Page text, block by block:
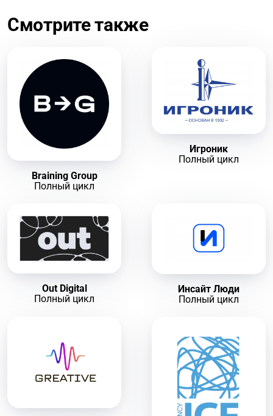
Смотрите также
Braining Group
Полный цикл
Игроник
Полный цикл
Out Digital
Полный цикл
Инсайт Люди
Полный цикл